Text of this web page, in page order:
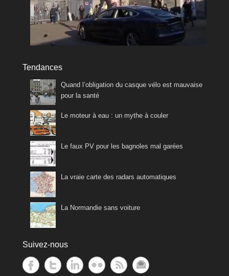
Tendances
Quand l’obligation du casque vélo est mauvaise
pour la santé
Le moteur à eau : un mythe à couler
Le faux PV pour les bagnoles mal garées
La vraie carte des radars automatiques
La Normandie sans voiture
Suivez-nous